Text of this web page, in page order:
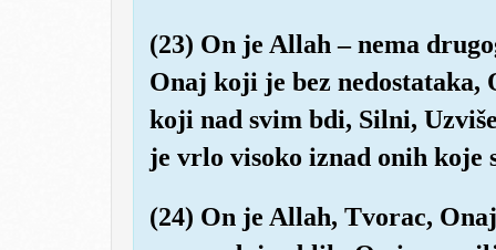
(23) On je Allah – nema
Onaj koji je bez nedostataka,
koji nad svim bdi, Silni,
je vrlo visoko iznad onih
(24) On je Allah, Tvorac,